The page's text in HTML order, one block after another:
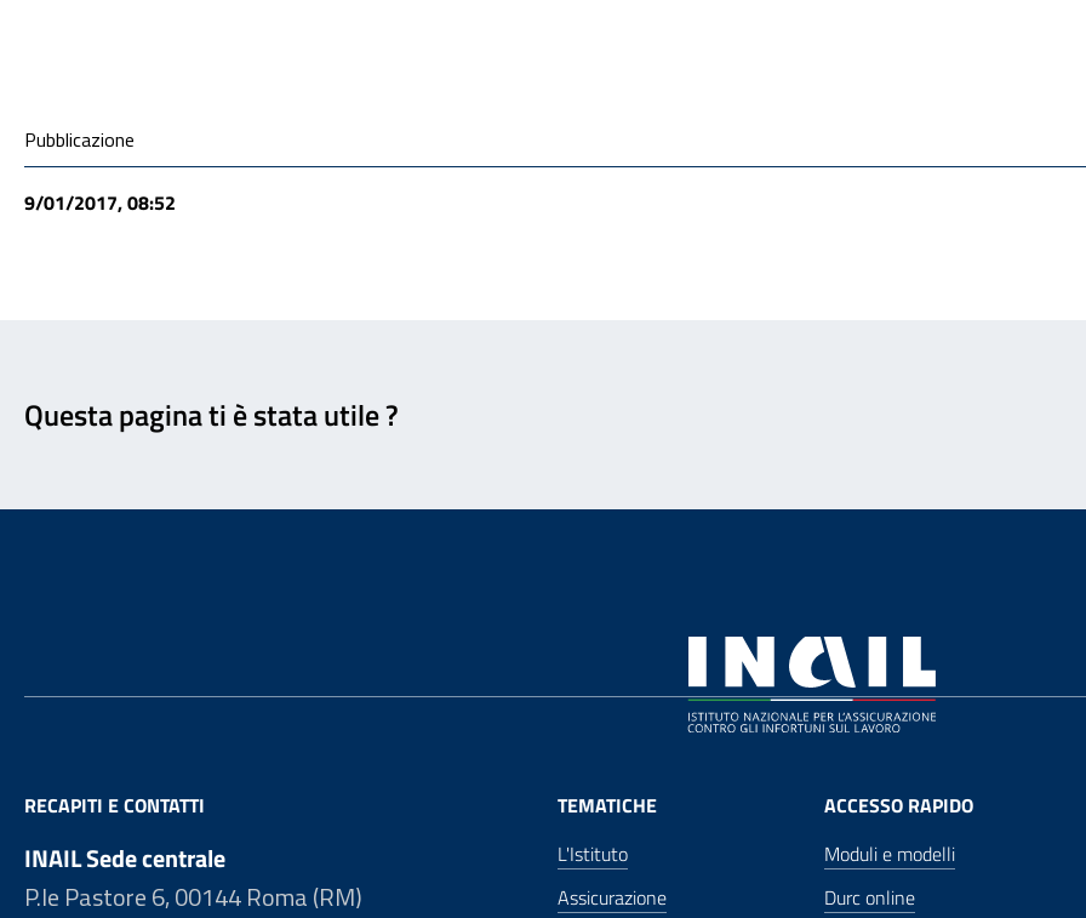
Condivisione social
Pubblicazione
9/01/2017, 08:52
Questa pagina ti è stata utile ?
RECAPITI E CONTATTI
INAIL Sede centrale
P.le Pastore 6, 00144 Roma (RM)
TEMATICHE
L'Istituto
Assicurazione
ACCESSO RAPIDO
Moduli e modelli
Durc online